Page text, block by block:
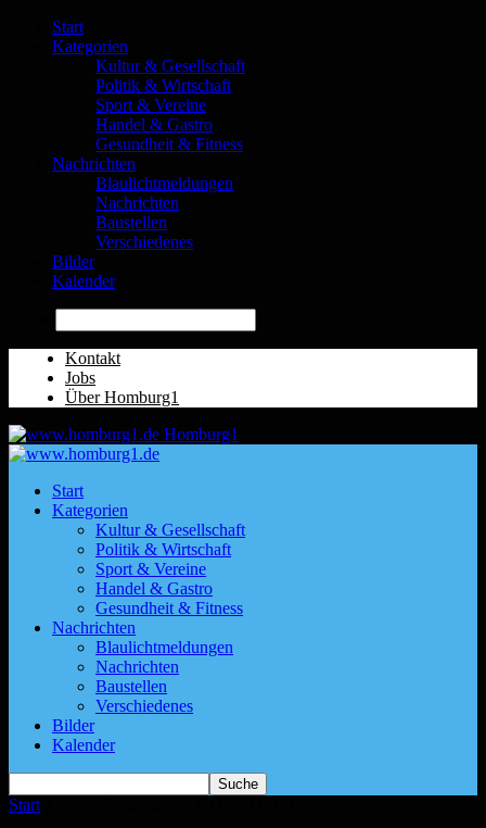
Start
Kategorien
Kultur & Gesellschaft
Politik & Wirtschaft
Sport & Vereine
Handel & Gastro
Gesundheit & Fitness
Nachrichten
Blaulichtmeldungen
Nachrichten
Baustellen
Verschiedenes
Bilder
Kalender
Kontakt
Jobs
Über Homburg1
Homburg1
Start
Kategorien
Kultur & Gesellschaft
Politik & Wirtschaft
Sport & Vereine
Handel & Gastro
Gesundheit & Fitness
Nachrichten
Blaulichtmeldungen
Nachrichten
Baustellen
Verschiedenes
Bilder
Kalender
Start